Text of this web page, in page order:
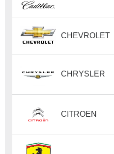
CHEVROLET
CHRYSLER
CITROEN